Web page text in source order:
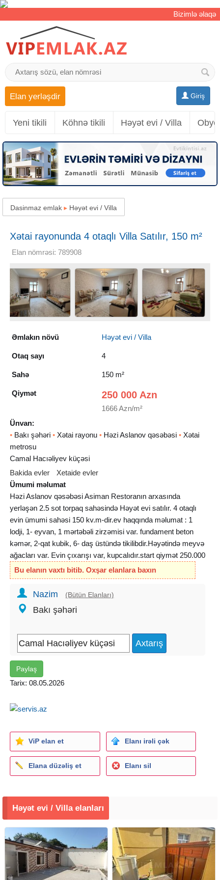
Bizimlə əlaqə
Giriş
Elan yerləşdir
Yeni tikili Köhnə tikili Həyət evi / Villa
Dasinmaz emlak ▸ Həyət evi / Villa
Xətai rayonunda 4 otaqlı Villa Satılır, 150 m²
Elan nömrəsi: 789908
Əmlakın növü Həyət evi / Villa
Otaq sayı 4
Sahə 150 m²
Qiymət 250 000 Azn
1666 Azn/m²
Ünvan:
• Bakı şəhəri • Xətai rayonu • Həzi Aslanov qəsəbəsi • Xətai
metrosu
Camal Hacıəliyev küçəsi
Bakida evler
Xetaide evler
Ümumi məlumat
Həzi Aslanov qəsəbəsi Asiman Restoranın arxasında
yerləşən 2.5 sot torpaq sahəsində Həyət evi satılır. 4 otaqlı
evin ümumi sahəsi 150 kv.m-dir.ev haqqında məlumat : 1
lodji, 1- eyvan, 1 mərtəbəli zirzəmisi var. fundament beton
kəmər, 2-qat kubik, 6- daş üstündə tikilibdir.Həyətində meyvə
ağacları var. Evin çıxarışı var, kupcalıdır.start qiymət 250.000
Bu elanın vaxtı bitib. Oxşar elanlara baxın
Nazim (Bütün Elanları)
Bakı şəhəri
Paylaş
Tarix: 08.05.2026
ViP elan et Elanı irəli çək
Elana düzəliş et Elanı sil
Həyət evi / Villa elanları